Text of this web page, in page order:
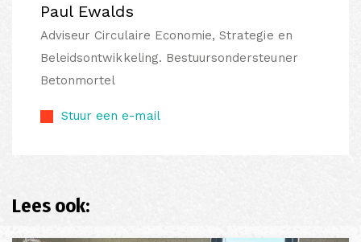
Paul Ewalds
Adviseur Circulaire Economie, Strategie en
Beleidsontwikkeling. Bestuursondersteuner
Betonmortel
Stuur een e-mail
Lees ook: